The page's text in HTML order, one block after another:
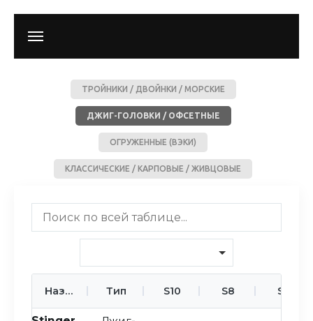
ТРОЙНИКИ / ДВОЙНКИ / МОРСКИЕ
ДЖИГ-ГОЛОВКИ / ОФСЕТНЫЕ
ОГРУЖЕННЫЕ (ВЭКИ)
КЛАССИЧЕСКИЕ / КАРПОВЫЕ / ЖИВЦОВЫЕ
Название Тип S10 S8 S7